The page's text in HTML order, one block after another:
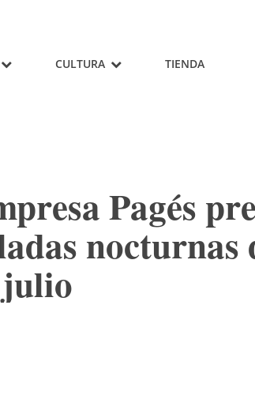
CULTURA TIENDA
Pagés
nocturnas